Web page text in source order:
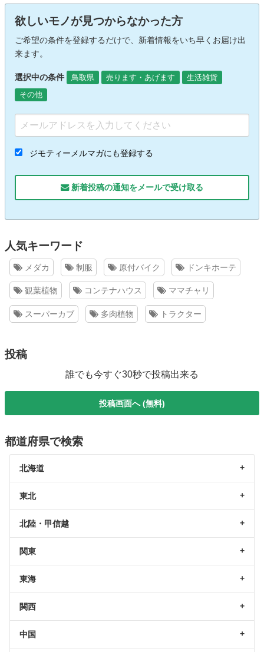
欲しいモノが見つからなかった方
ご希望の条件を登録するだけで、新着情報をいち早くお届け出
来ます。
選択中の条件 鳥取県 売ります・あげます
生活雑貨
その他
ジモティーメルマガにも登録する
新着投稿の通知をメールで受け取る
人気キーワード
メダカ 制服 原付バイク ドンキホーテ
観葉植物 コンテナハウス ママチャリ
スーパーカブ 多肉植物 トラクター
投稿
誰でも今すぐ30秒で投稿出来る
投稿画面へ (無料)
都道府県で検索
北海道
東北
北陸・甲信越
関東
東海
関西
中国